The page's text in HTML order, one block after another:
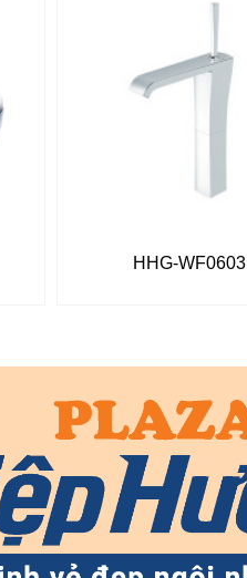
HHG-WF0603